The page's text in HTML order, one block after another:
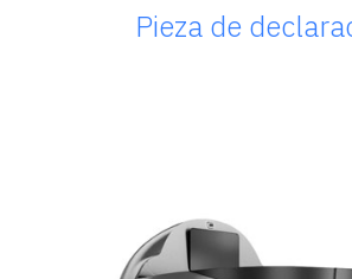
Pieza de